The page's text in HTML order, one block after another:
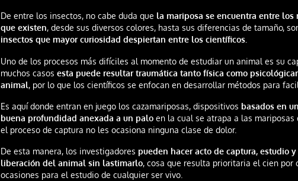
De entre los insectos, no cabe duda que la mariposa se encuentra entre
que existen, desde sus diversos colores, hasta sus diferencias de tamaño,
insectos que mayor curiosidad despiertan entre los científicos.
Uno de los procesos más difíciles al momento de estudiar un animal es su
muchos casosesta puede resultar traumática tanto física como
animal, por lo que los científicos se enfocan en desarrollar métodos para
Es aquí donde entran en juego los cazamariposas, dispositivosbasados en
buena profundidad anexada a un palo en la cual se atrapa a las mariposas
el proceso de captura no les ocasiona ninguna clase de dolor.
De esta manera, los investigadorespueden hacer acto de captura, estudio
liberación del animal sin lastimarlo, cosa que resulta prioritaria el cien por
ocasiones para el estudio de cualquier ser vivo.